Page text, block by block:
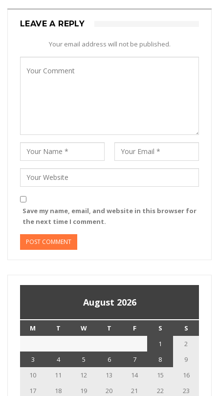
LEAVE A REPLY
Your email address will not be published.
Save my name, email, and website in this browser for
the next time I comment.
August 2026
M T W T F S
S
1
2
3
4 5 6 7 8
9
10
11 12 13 14 15
16
17
18 19 20 21 22
23